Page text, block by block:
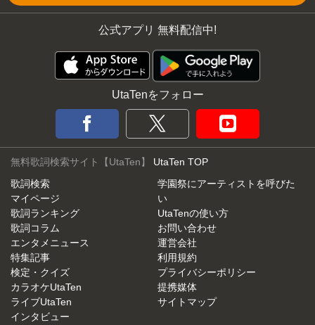
公式アプリ 無料配信中!
UtaTenをフォロー
無料歌詞検索サイト【UtaTen】 UtaTen TOP
歌詞検索
マイページ
歌詞ランキング
歌詞コラム
エンタメニュース
特集記事
検定・クイズ
カラオケUtaTen
ライブUtaTen
インタビュー
学園祭にアーティストを呼びた
い
UtaTenの使い方
お問い合わせ
運営会社
利用規約
プライバシーポリシー
提携媒体
サイトマップ